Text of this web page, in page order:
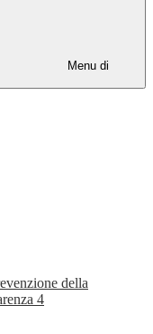
Menu di
della
4